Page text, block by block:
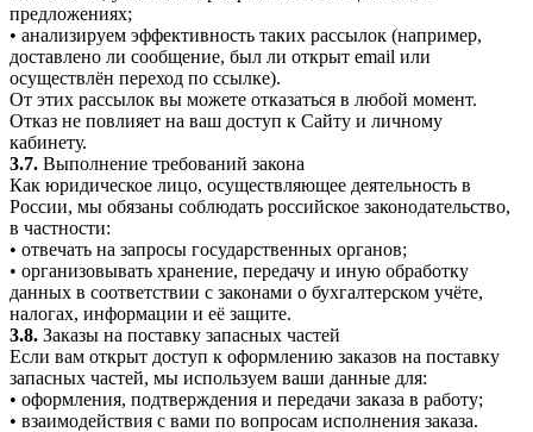
предложениях;
• анализируем эффективность таких рассылок (например,
доставлено ли сообщение, был ли открыт email или
осуществлён переход по ссылке).
От этих рассылок вы можете отказаться в любой момент.
Отказ не повлияет на ваш доступ к Сайту и личному
кабинету.
3.7. Выполнение требований закона
Как юридическое лицо, осуществляющее деятельность в
России, мы обязаны соблюдать российское законодательство,
в частности:
• отвечать на запросы государственных органов;
• организовывать хранение, передачу и иную обработку
данных в соответствии с законами о бухгалтерском учёте,
налогах, информации и её защите.
3.8. Заказы на поставку запасных частей
Если вам открыт доступ к оформлению заказов на поставку
запасных частей, мы используем ваши данные для:
• оформления, подтверждения и передачи заказа в работу;
• взаимодействия с вами по вопросам исполнения заказа.